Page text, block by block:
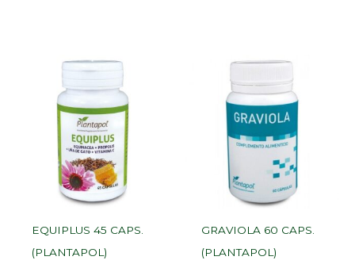
EQUIPLUS 45 CAPS.
(PLANTAPOL)
GRAVIOLA 60 CAPS.
(PLANTAPOL)